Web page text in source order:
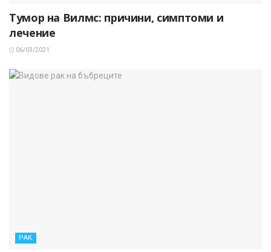
Тумор на Вилмс: причини, симптоми и
лечение
06/03/2021
РАК